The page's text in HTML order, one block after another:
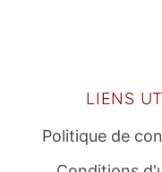
LIENS
Politique de